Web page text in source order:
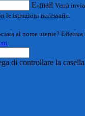
E-mail Verrà
le istruzioni necessarie.
al nome utente?
di controllare la